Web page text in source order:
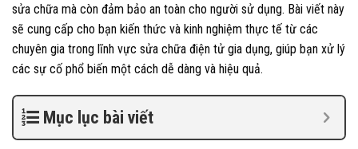
sửa chữa mà còn đảm bảo an toàn cho người sử dụng. Bài viết này
sẽ cung cấp cho bạn kiến thức và kinh nghiệm thực tế từ các
chuyên gia trong lĩnh vực sửa chữa điện tử gia dụng, giúp bạn xử lý
các sự cố phổ biến một cách dễ dàng và hiệu quả.
Mục lục bài viết